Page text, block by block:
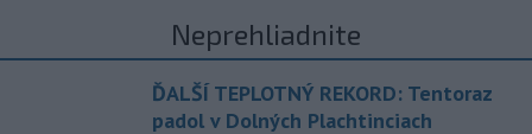
Neprehliadnite
ĎALŠÍ TEPLOTNÝ REKORD: Tentoraz
padol v Dolných Plachtinciach